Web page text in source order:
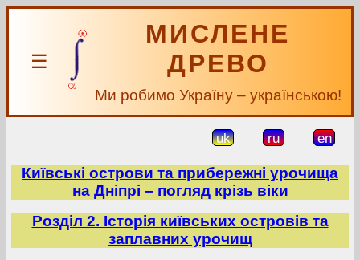
☰
МИСЛЕНЕ
ДРЕВО
Ми робимо Україну – українською!
uk ru en
Київські острови та прибережні урочища
на Дніпрі – погляд крізь віки
Розділ 2. Історія київських островів та
заплавних урочищ